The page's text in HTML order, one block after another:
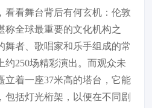
看看舞台背后有何玄机：伦敦
称全球最重要的文化机构之
舞者、歌唱家和乐手组成的常
约250场精彩演出。而观众未
立着一座37米高的塔台，它能
包括灯光桁架，以便在不同剧